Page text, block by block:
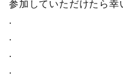
参加していただけたら幸
.
.
.
.